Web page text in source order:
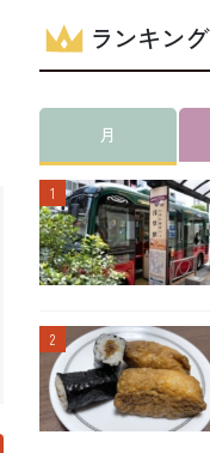
ランキング
月